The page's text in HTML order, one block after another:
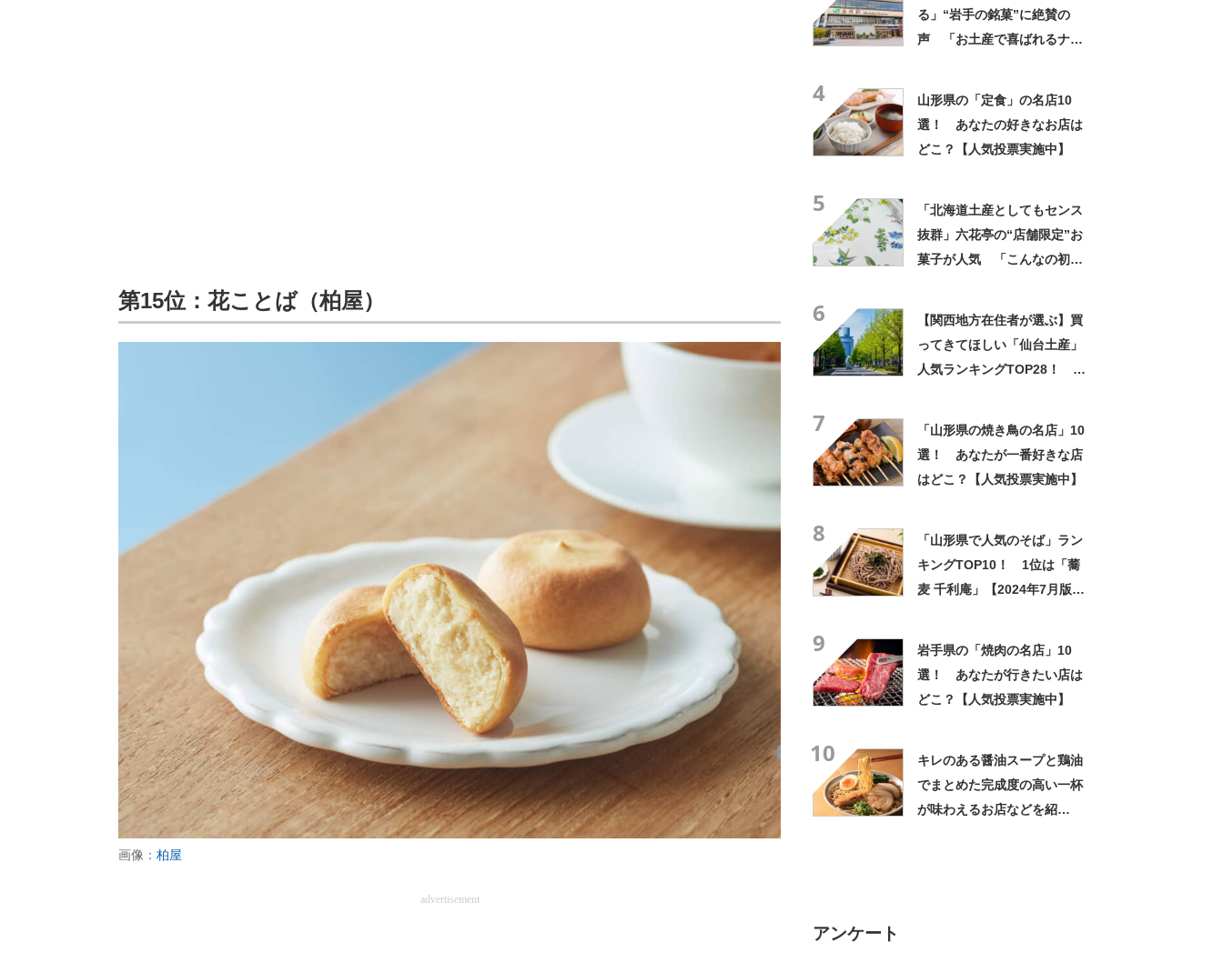
第15位：花ことば（柏屋）
画像： 柏屋
advertisement
る」“岩手の銘菓”に絶賛の
声 「お土産で喜ばれるナン
4
山形県の「定食」の名店10
選！ あなたの好きなお店は
どこ？【人気投票実施中】
5
「北海道土産としてもセンス
抜群」六花亭の“店舗限定”お
菓子が人気 「こんなの初め
6
【関西地方在住者が選ぶ】買
ってきてほしい「仙台土産」
人気ランキングTOP28！ 第
7
「山形県の焼き鳥の名店」10
選！ あなたが一番好きな店
はどこ？【人気投票実施中】
8
「山形県で人気のそば」ラン
キングTOP10！ 1位は「蕎
麦 千利庵」【2024年7月版／
9
岩手県の「焼肉の名店」10
選！ あなたが行きたい店は
どこ？【人気投票実施中】
10
キレのある醤油スープと鶏油
でまとめた完成度の高い一杯
が味わえるお店などを紹
アンケート